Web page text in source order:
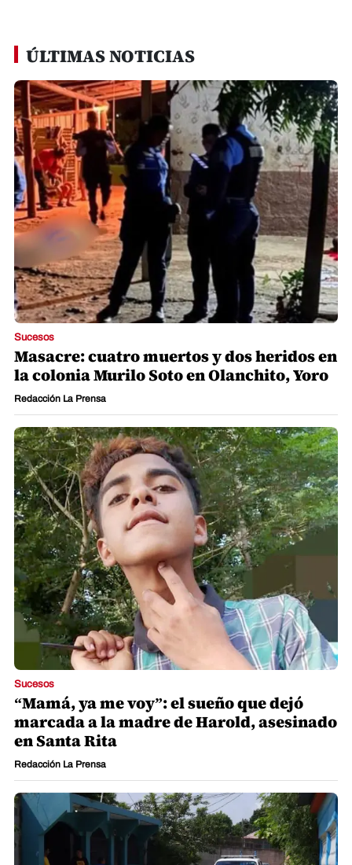
ÚLTIMAS NOTICIAS
Sucesos
Masacre: cuatro muertos y dos heridos en
la colonia Murilo Soto en Olanchito, Yoro
Redacción La Prensa
Sucesos
“Mamá, ya me voy”: el sueño que dejó
marcada a la madre de Harold, asesinado
en Santa Rita
Redacción La Prensa